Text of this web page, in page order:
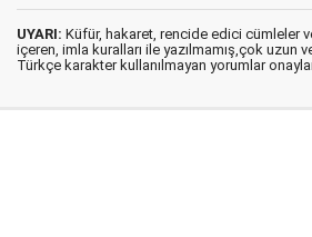
UYARI: Küfür, hakaret, rencide edici cümleler
içeren, imla kuralları ile yazılmamış,çok uzun
Türkçe karakter kullanılmayan yorumlar